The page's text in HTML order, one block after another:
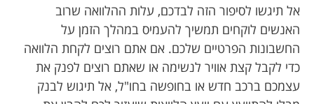
אל תיגשו לסיפור הזה לבדכם, עלות ההלוואה שרוב
האנשים לוקחים תמשיך להעמיס במהלך הזמן על
החשבונות הפרטיים שלכם. אם אתם רוצים לקחת הלוואה
כדי לקבל קצת אוויר לנשימה או שאתם רוצים לפנק את
עצמכם ברכב חדש או בחופשה בחו"ל, אל תיגוש לבנק